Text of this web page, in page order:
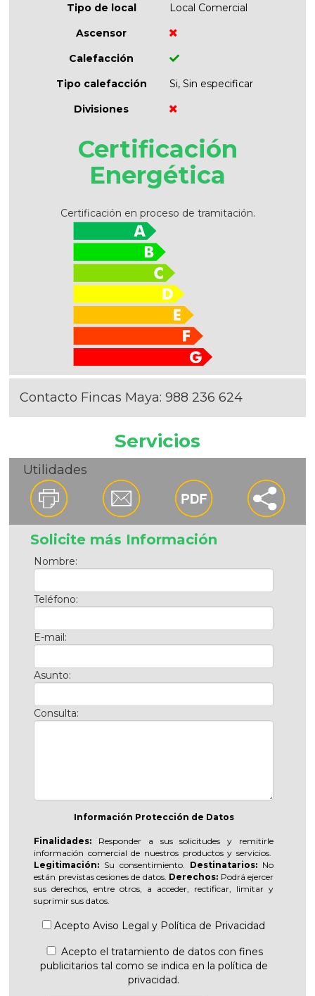
Tipo de local
Local Comercial
Ascensor
Calefacción
Tipo calefacción
Si, Sin especificar
Divisiones
Certificación
Energética
Certificación en proceso de tramitación.
Contacto Fincas Maya:988 236 624
Servicios
Utilidades
Solicite más Información
Nombre:
Teléfono:
E-mail:
Asunto:
Consulta:
Información Protección de Datos
Finalidades: Responder a sus solicitudes y remitirle
información comercial de nuestros productos y servicios.
Legitimación: Su consentimiento. Destinatarios:No
están previstas cesiones de datos. Derechos: Podrá ejercer
sus derechos, entre otros, a acceder, rectificar, limitar y
suprimir sus datos.
AceptoAviso Legal y Política de Privacidad
Acepto el tratamiento de datos con fines
publicitarios tal como se indica en la política de
privacidad.